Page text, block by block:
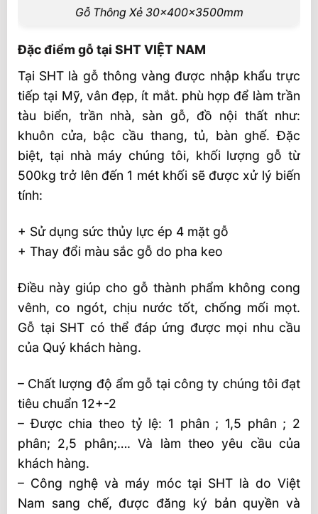
Gỗ Thông Xẻ 30x400x3500mm
Đặc điểm gỗ tại SHT VIỆT NAM
Tại SHT là gỗ thông vàng được nhập khẩu trực
tiếp tại Mỹ, vân đẹp, ít mắt. phù hợp để làm trần
tàu biển, trần nhà, sàn gỗ, đồ nội thất như:
khuôn cửa, bậc cầu thang, tủ, bàn ghế. Đặc
biệt, tại nhà máy chúng tôi, khối lượng gỗ từ
500kg trở lên đến 1 mét khối sẽ được xử lý biến
tính:
+ Sử dụng sức thủy lực ép 4 mặt gỗ
+ Thay đổi màu sắc gỗ do pha keo
Điều này giúp cho gỗ thành phẩm không cong
vênh, co ngót, chịu nước tốt, chống mối mọt.
Gỗ tại SHT có thể đáp ứng được mọi nhu cầu
của Quý khách hàng.
– Chất lượng độ ẩm gỗ tại công ty chúng tôi đạt
tiêu chuẩn 12+-2
– Được chia theo tỷ lệ: 1 phân ; 1,5 phân ; 2
phân; 2,5 phân;…. Và làm theo yêu cầu của
khách hàng.
– Công nghệ và máy móc tại SHT là do Việt
Nam sang chế, được đăng ký bản quyền và